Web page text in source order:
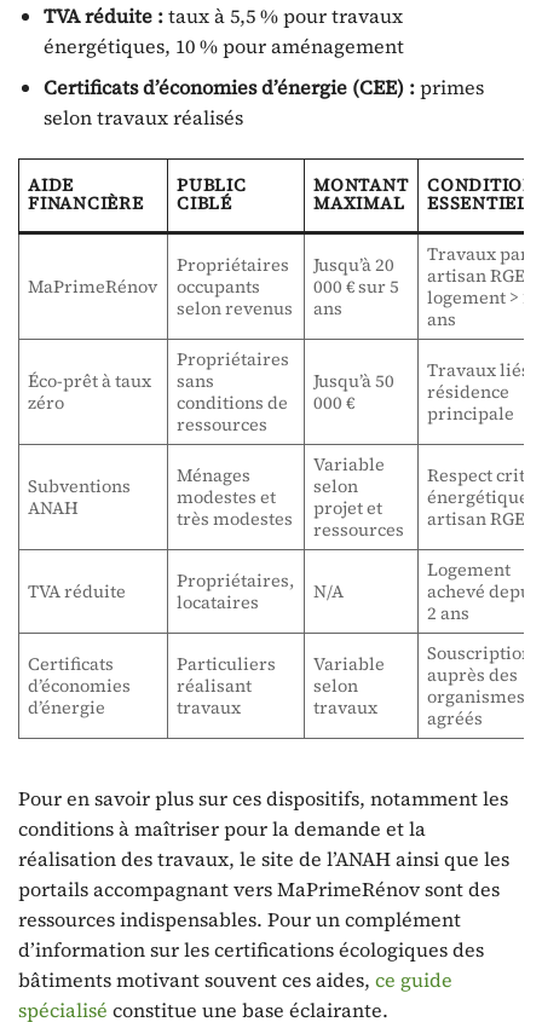
TVA réduite :taux à 5,5 % pour travaux
énergétiques, 10 % pour aménagement
Certificats d’économies d’énergie (CEE) :primes
selon travaux réalisés
AIDE
FINANCIÈRE
PUBLIC
CIBLÉ
MONTANT
MAXIMAL
MaPrimeRénov
Propriétaires
occupants
selon revenus
Jusqu’à 20
000 € sur 5
ans
Travaux par
artisan RGE,
logement > 2
ans
Éco-prêt à taux
zéro
Propriétaires
sans
conditions de
ressources
Jusqu’à 50
000 €
Travaux liés
résidence
principale
Subventions
ANAH
Ménages
modestes et
très modestes
Variable
selon
projet et
ressources
Respect
énergétiques,
artisan RGE
TVA réduite
Propriétaires,
locataires
N/A
Logement
achevé
2 ans
Certificats
d’économies
d’énergie
Particuliers
réalisant
travaux
Variable
selon
travaux
Souscription
auprès des
organismes
agréés
Pour en savoir plus sur ces dispositifs, notamment les
conditions à maîtriser pour la demande et la
réalisation des travaux, le site de l’ANAH ainsi que les
portails accompagnant vers MaPrimeRénov sont des
ressources indispensables. Pour un complément
d’information sur les certifications écologiques des
bâtiments motivant souvent ces aides, ce guide
spécialisé constitue une base éclairante.